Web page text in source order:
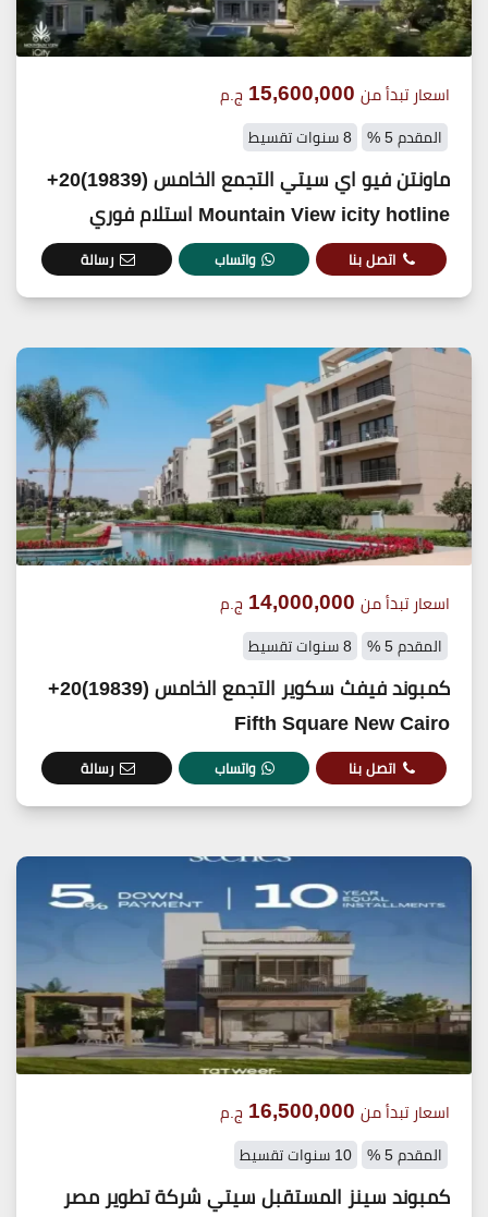
اسعار تبدأ من 15,600,000 ج.م
المقدم 5 % 8 سنوات تقسيط
ماونتن فيو اي سيتي التجمع الخامس (19839)20+
Mountain View icity hotline استلام فوري
اتصل بنا واتساب رسالة
اسعار تبدأ من 14,000,000 ج.م
المقدم 5 % 8 سنوات تقسيط
كمبوند فيفث سكوير التجمع الخامس (19839)20+
Fifth Square New Cairo
اتصل بنا واتساب رسالة
اسعار تبدأ من 16,500,000 ج.م
المقدم 5 % 10 سنوات تقسيط
كمبوند سينز المستقبل سيتي شركة تطوير مصر